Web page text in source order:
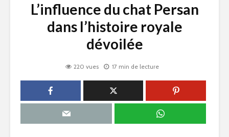
L’influence du chat Persan
dans l’histoire royale
dévoilée
220 vues 17 min de lecture